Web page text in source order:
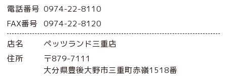
電話番号 0974-22-8110
FAX番号 0974-22-8120
店名
ペッツランド三重店
住所
〒879-7111
大分県豊後大野市三重町赤嶺1518番